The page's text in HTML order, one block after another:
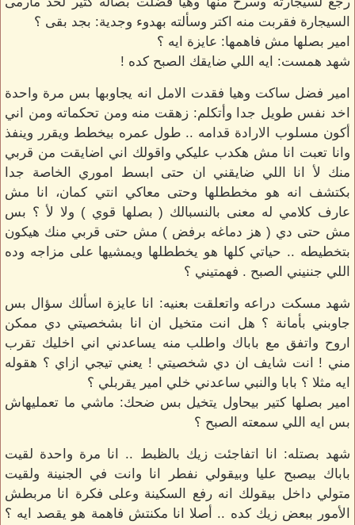
السيجارة فقربت منه اكتر وسألته بهدوء وجدية: بجد بقى ؟
امير بصلها مش فاهمها: عايزة ايه ؟
شهد همست: ايه اللي ضايقك الصبح كده !
امير فضل ساكت وهيا فقدت الامل انه يجاوبها بس مرة واحدة
اخد نفس طويل جدا وأتكلم: زهقت منه ومن تحكماته ومن اني
أكون مسلوب الارادة قدامه .. طول عمره بيخطط ويقرر وينفذ
وانا تعبت انا مش هكدب عليكي واقولك اني اضايقت من قربي
منك لأ انا اللي ضايقني ان حتى ابسط اموري الخاصة جدا
بكتشف انه هو مخططلها وحتى معاكي انتي كمان، انا مش
عارف كلامي له معنى بالنسبالك ( بصلها قوي ) ولا لأ ؟ بس
مش حتى دي ( هز دماغه برفض ) مش حتى قربي منك هيكون
بتخطيطه .. حياتي كلها هو يخططلها ويمشيها على مزاجه وده
اللي جننيني الصبح . فهمتيني ؟
شهد مسكت دراعه واتعلقت بعنيه: انا عايزة اسألك سؤال بس
جاوبني بأمانة ؟ هل انت متخيل ان انا بشخصيتي دي ممكن
اروح واتفق مع باباك واطلب منه يساعدني اني اخليك تقرب
مني ! انت شايف ان دي شخصيتي ! يعني تيجي ازاي ؟ هقوله
ايه مثلا ؟ بابا والنبي ساعدني خلي امير يقربلي ؟
امير بصلها كتير بيحاول يتخيل بس ضحك: ماشي ما تعمليهاش
بس ايه اللي سمعته الصبح ؟
شهد بصتله: انا اتفاجئت زيك بالظبط .. انا مرة واحدة لقيت
باباك بيصبح عليا وبيقولي نفطر انا وانت في الجنينة ولقيت
متولي داخل بيقولك انه رفع السكينة وعلى فكرة انا مربطش
الأمور ببعض زيك كده .. أصلا انا مكنتش فاهمة هو يقصد ايه ؟